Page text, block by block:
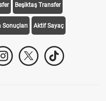
Beşiktaş Transfer
Sonuçları Aktif Sayaç